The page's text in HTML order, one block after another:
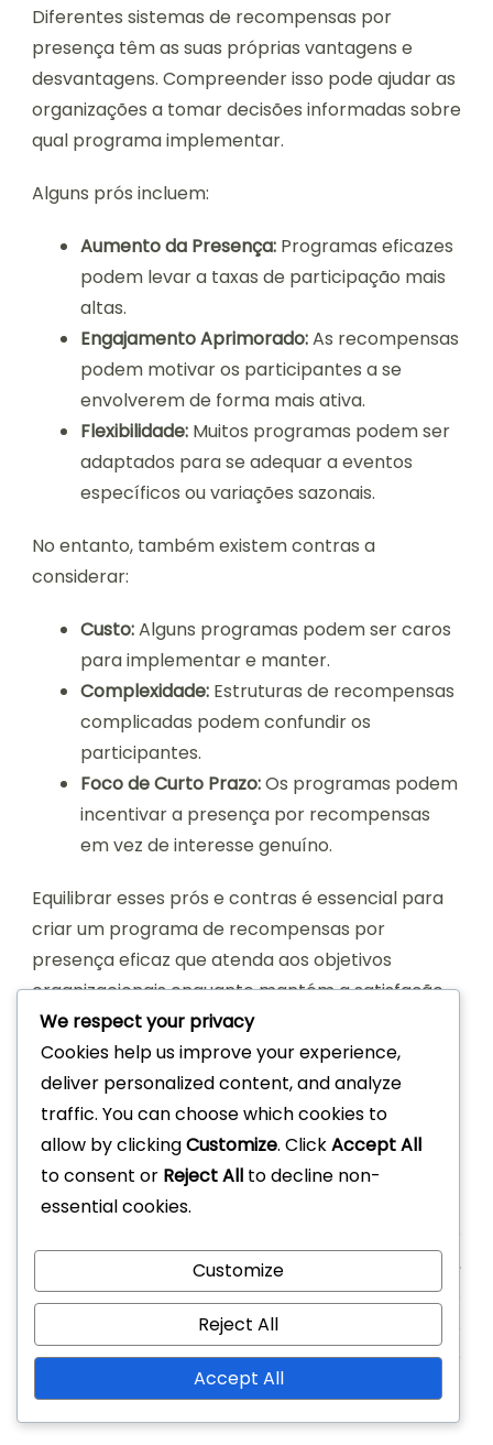
Diferentes sistemas de recompensas por
presença têm as suas próprias vantagens e
desvantagens. Compreender isso pode ajudar as
organizações a tomar decisões informadas sobre
qual programa implementar.
Alguns prós incluem:
Aumento da Presença: Programas eficazes
podem levar a taxas de participação mais
altas.
Engajamento Aprimorado:As recompensas
podem motivar os participantes a se
envolverem de forma mais ativa.
Flexibilidade: Muitos programas podem ser
adaptados para se adequar a eventos
específicos ou variações sazonais.
No entanto, também existem contras a
considerar:
Custo:Alguns programas podem ser caros
para implementar e manter.
Complexidade: Estruturas de recompensas
complicadas podem confundir os
participantes.
Foco de Curto Prazo:Os programas podem
incentivar a presença por recompensas
em vez de interesse genuíno.
Equilibrar esses prós e contras é essencial para
criar um programa de recompensas por
presença eficaz que atenda aos objetivos
organizacionais enquanto mantém a satisfação
dos participantes.
Post
PREVIOUS ARTICLE
Alterações nos Prémios
da Masmorra do
Evento: Reações da
Comunidade,
Sugestões, Tendências
NEXT ARTICLE
Crystal: Como adquirir,
Melhores estratégias
de utilização, Detalhes
de expiração
We respect your privacy
Cookies help us improve your experience,
deliver personalized content, and analyze
traffic. You can choose which cookies to
allow by clickingCustomize. ClickAccept All
to consent or Reject All to decline non-
essential cookies.
Customize
Reject All
Accept All